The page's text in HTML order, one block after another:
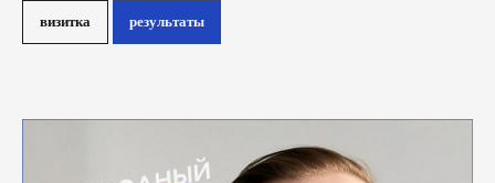
визитка результаты